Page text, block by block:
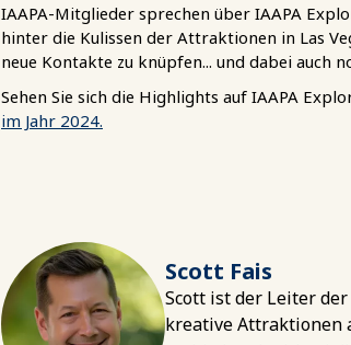
IAAPA-Mitglieder sprechen über IAAPA
hinter die Kulissen der Attraktionen in Las
neue Kontakte zu knüpfen... und dabei auch
Sehen Sie sich die Highlights auf IAAPA
im Jahr 2024.
Scott Fais
Scott ist der Leiter
kreative Attraktionen